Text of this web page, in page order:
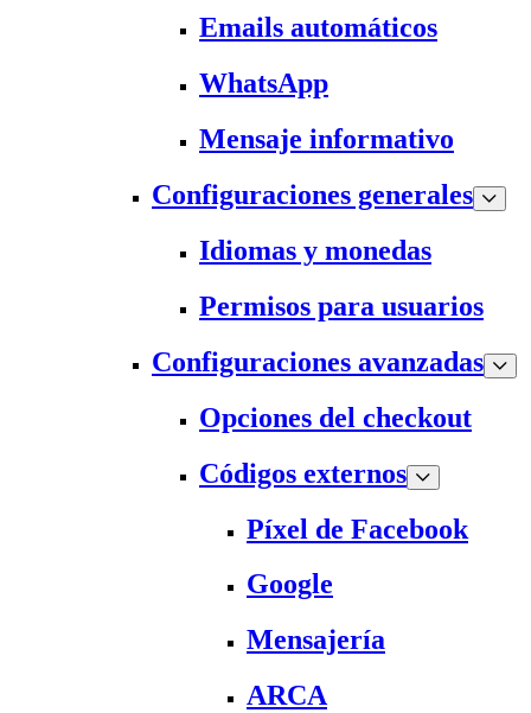
Emails automáticos
WhatsApp
Mensaje informativo
Configuraciones generales
Idiomas y monedas
Permisos para usuarios
Configuraciones avanzadas
Opciones del checkout
Códigos externos
Píxel de Facebook
Google
Mensajería
ARCA